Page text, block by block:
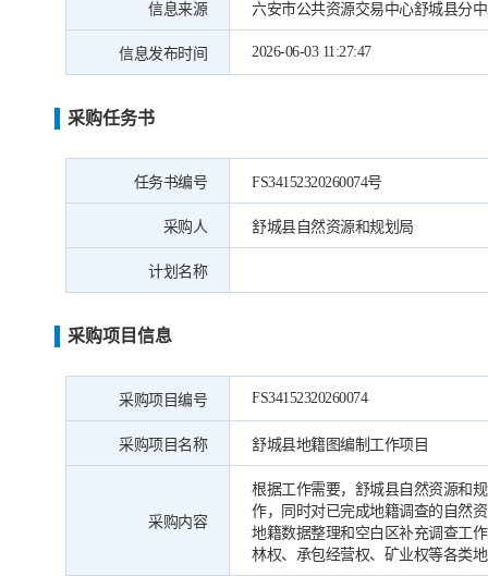
信息来源 六安市公共资源交易中心舒城县分
信息发布时间 2026-06-03 11:27:47
采购任务书
任务书编号 FS34152320260074号
采购人 舒城县自然资源和规划局
计划名称
采购项目信息
采购项目编号 FS34152320260074
采购项目名称 舒城县地籍图编制工作项目
采购内容
根据工作需要，舒城县自然资源和
作，同时对已完成地籍调查的自然
地籍数据整理和空白区补充调查工
林权、承包经营权、矿业权等各类